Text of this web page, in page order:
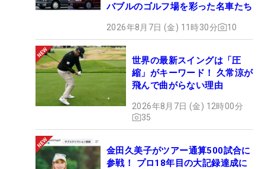
バブルのゴルフ場を彩った名車たち
2026年8月7日 (金) 11時30分 10
世界の最新スイングは「圧
縮」がキーワード！ 久常涼が
飛んで曲がらない理由
2026年8月7日 (金) 12時00分
35
金田久美子がツアー通算500試合に
参戦！ プロ18年目の大記録達成に